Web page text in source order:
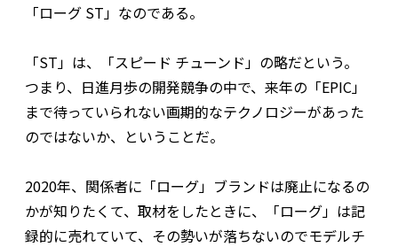
「ローグ ST」なのである。
「ST」は、「スピード チューンド」の略だという。
つまり、日進月歩の開発競争の中で、来年の「EPIC」
まで待っていられない画期的なテクノロジーがあった
のではないか、ということだ。
2020年、関係者に「ローグ」ブランドは廃止になるの
かが知りたくて、取材をしたときに、「ローグ」は記
録的に売れていて、その勢いが落ちないのでモデルチ